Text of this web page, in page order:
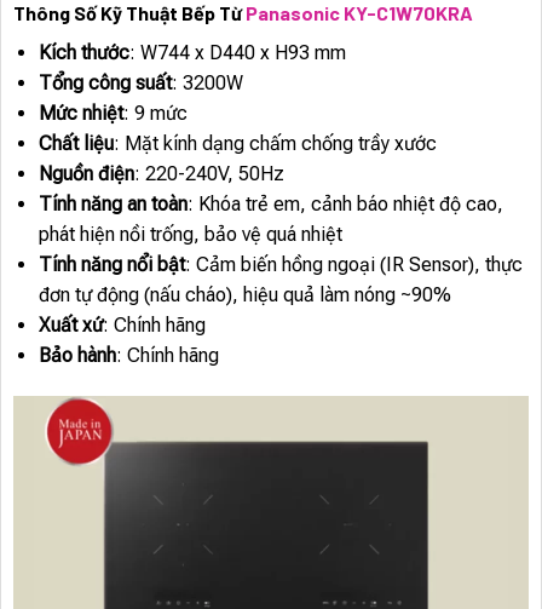
Thông Số Kỹ Thuật Bếp TừPanasonic KY-C1W70KRA
Kích thước: W744 x D440 x H93 mm
Tổng công suất: 3200W
Mức nhiệt: 9 mức
Chất liệu: Mặt kính dạng chấm chống trầy xước
Nguồn điện: 220-240V, 50Hz
Tính năng an toàn: Khóa trẻ em, cảnh báo nhiệt độ cao,
phát hiện nồi trống, bảo vệ quá nhiệt
Tính năng nổi bật: Cảm biến hồng ngoại (IR Sensor), thực
đơn tự động (nấu cháo), hiệu quả làm nóng ~90%
Xuất xứ: Chính hãng
Bảo hành: Chính hãng